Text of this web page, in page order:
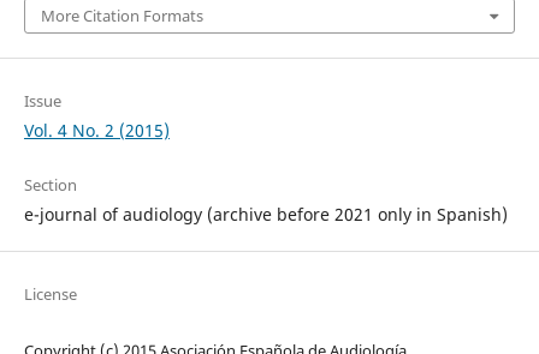
More Citation Formats
Issue
Vol. 4 No. 2 (2015)
Section
e-journal of audiology (archive before 2021 only in Spanish)
License